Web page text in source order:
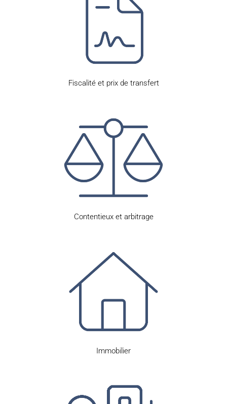
Fiscalité et prix de transfert
Contentieux et arbitrage
Immobilier